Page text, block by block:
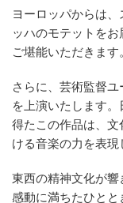
ヨーロッパからは
ッハのモテットを
ご堪能いただきます
さらに、芸術監督ユ
を上演いたします
得たこの作品は、
ける音楽の力を表現
東西の精神文化が響
感動に満ちたひとと